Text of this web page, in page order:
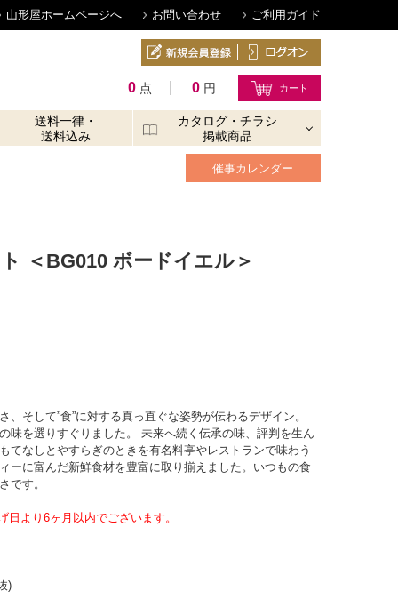
山形屋ホームページへ お問い合わせ ご利用ガイド
0 点 0 円
送料一律・
送料込み
カタログ・チラシ
掲載商品
催事カレンダー
＜BG010 ボードイエル＞
そして”食”に対する真っ直ぐな姿勢が伝わるデザイン。
味を選りすぐりました。 未来へ続く伝承の味、評判を生ん
てなしとやすらぎのときを有名料亭やレストランで味わう
ーに富んだ新鮮食材を豊富に取り揃えました。いつもの食
です。
より6ヶ月以内でございます。
)